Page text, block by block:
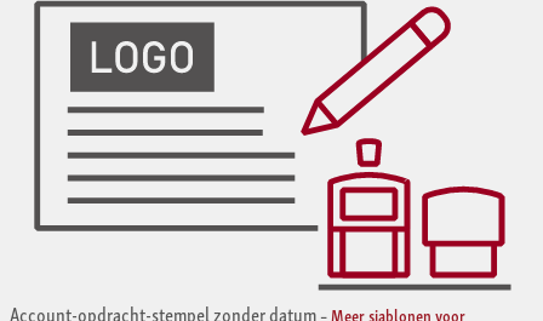
Account-opdracht-stempel zonder datum–Meer sjablonen voor